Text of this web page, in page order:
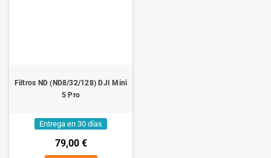
Filtros ND (ND8/32/128) DJI Mini
5 Pro
Entrega en 30 días
79,00 €